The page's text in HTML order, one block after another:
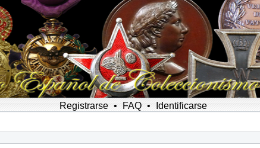
Registrarse • FAQ • Identificarse